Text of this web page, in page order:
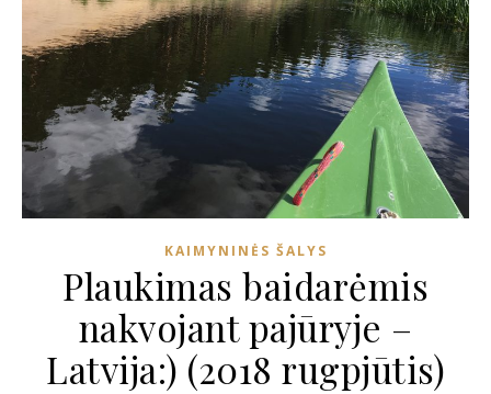
KAIMYNINĖS ŠALYS
Plaukimas baidarėmis
nakvojant pajūryje –
Latvija:) (2018 rugpjūtis)